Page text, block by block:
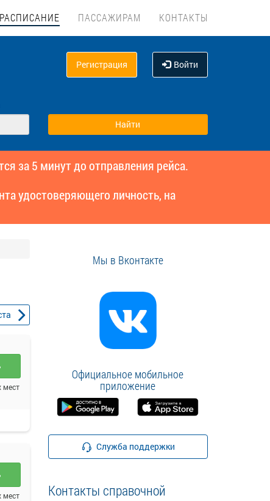
РАСПИСАНИЕ ПАССАЖИРАМ КОНТАКТЫ
Регистрация Войти
за 5 минут до отправления рейса.
удостоверяющего личность, на
мест
мест
Мы в Вконтакте
Официальное мобильное
приложение
Служба поддержки
Контакты справочной